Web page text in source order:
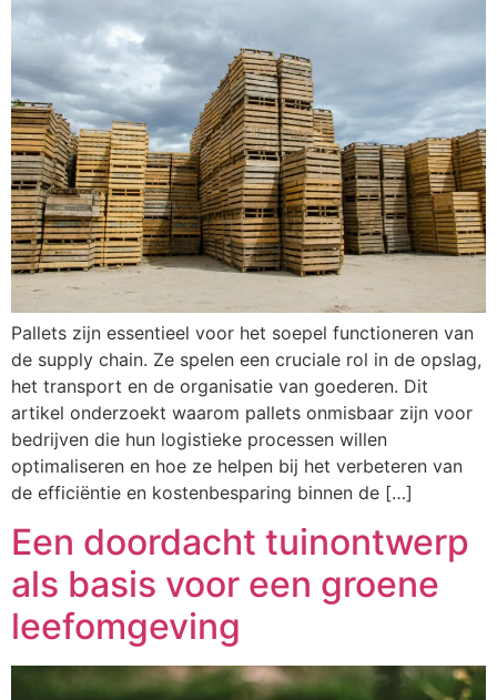
Pallets zijn essentieel voor het soepel functioneren van
de supply chain. Ze spelen een cruciale rol in de opslag,
het transport en de organisatie van goederen. Dit
artikel onderzoekt waarom pallets onmisbaar zijn voor
bedrijven die hun logistieke processen willen
optimaliseren en hoe ze helpen bij het verbeteren van
de efficiëntie en kostenbesparing binnen de […]
Een doordacht tuinontwerp
als basis voor een groene
leefomgeving